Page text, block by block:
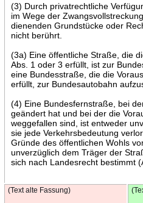
(3) Durch privatrechtliche
im Wege der
dienenden Grundstücke oder
nicht berührt.
(3a) Eine öffentliche Straße, die
Abs. 1 oder 3 erfüllt, ist zur
eine Bundesstraße, die die
erfüllt, zur Bundesautobahn
(4) Eine Bundesfernstraße, bei
geändert hat und bei der die
weggefallen sind, ist entweder
sie jede Verkehrsbedeutung
Gründe des öffentlichen Wohls
unverzüglich dem Träger der
sich nach Landesrecht bestimmt
(Text alte Fassung)